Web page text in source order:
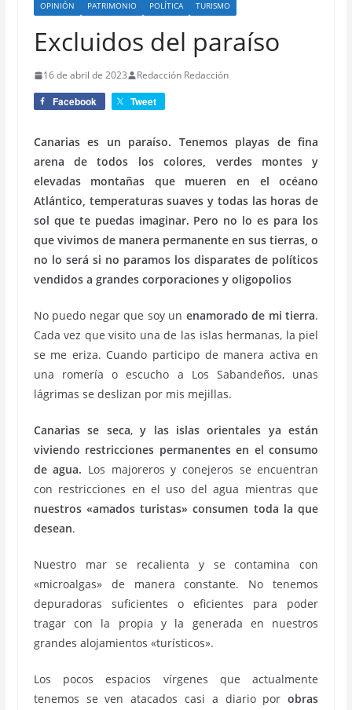
OPINIÓN
PATRIMONIO POLÍTICA TURISMO
Excluidos del paraíso
16 de abril de 2023 Redacción Redacción
Facebook Tweet
Canarias es un paraíso. Tenemos playas de fina
arena de todos los colores, verdes montes y
elevadas montañas que mueren en el océano
Atlántico, temperaturas suaves y todas las horas de
sol que te puedas imaginar. Pero no lo es para los
que vivimos de manera permanente en sus tierras, o
no lo será si no paramos los disparates de políticos
vendidos a grandes corporaciones y oligopolios
No puedo negar que soy un enamorado de mi tierra.
Cada vez que visito una de las islas hermanas, la piel
se me eriza. Cuando participo de manera activa en
una romería o escucho a Los Sabandeños, unas
lágrimas se deslizan por mis mejillas.
Canarias se seca,y las islas orientales ya están
viviendo restricciones permanentes en el consumo
de agua. Los majoreros y conejeros se encuentran
con restricciones en el uso del agua mientras que
nuestros «amados turistas» consumen toda la que
desean.
Nuestro mar se recalienta y se contamina con
«microalgas» de manera constante. No tenemos
depuradoras suficientes o eficientes para poder
tragar con la propia y la generada en nuestros
grandes alojamientos «turísticos».
Los pocos espacios vírgenes que actualmente
tenemos se ven atacados casi a diario porobras